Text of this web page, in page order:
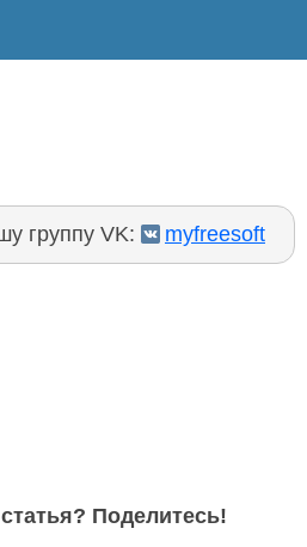
группу VK: myfreesoft
Поделитесь!